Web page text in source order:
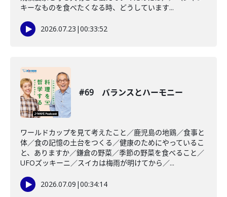
キーなものを食べたくなる時、どうしています...
2026.07.23 |00:33:52
#69 バランスとハーモニー
ワールドカップを見て考えたこと／鹿児島の地鶏／食事と
体／食の記憶の土台をつくる／健康のためにやっているこ
と、ありますか／鎌倉の野菜／季節の野菜を食べること／
UFOズッキーニ／スイカは梅雨が明けてから／...
2026.07.09 |00:34:14